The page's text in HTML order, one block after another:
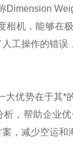
Dimension
相机，能够在
工操作的错误
大优势在于其*
析，帮助企业
，减少空运和